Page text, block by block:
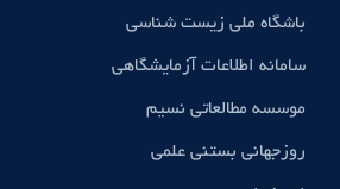
باشگاه ملی زیست شناسی
سامانه اطلاعات آزمایشگاهی
موسسه مطالعاتی نسیم
روزجهانی بستنی علمی